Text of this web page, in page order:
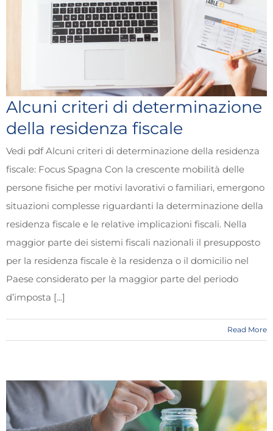
Alcuni criteri di determinazione
della residenza fiscale
Vedi pdf Alcuni criteri di determinazione della residenza
fiscale: Focus Spagna Con la crescente mobilità delle
persone fisiche per motivi lavorativi o familiari, emergono
situazioni complesse riguardanti la determinazione della
residenza fiscale e le relative implicazioni fiscali. Nella
maggior parte dei sistemi fiscali nazionali il presupposto
per la residenza fiscale è la residenza o il domicilio nel
Paese considerato per la maggior parte del periodo
d’imposta [...]
Read More